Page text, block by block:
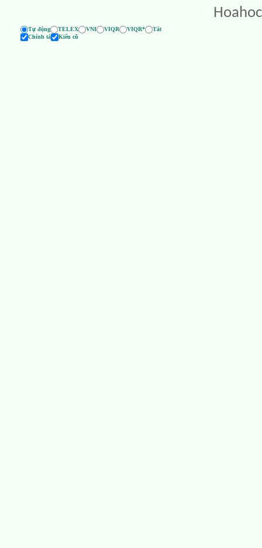
Tự động TELEX VNI VIQR VIQR*
Tắt
Chính tả
Kiểu cũ